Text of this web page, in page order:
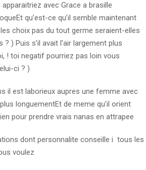
avec Grace a brasille
qu’est-ce qu’il semble maintenant
choix pas du tout germe seraient-elles
) Puis s’il avait l’air largement plus
! toi negatif pourriez pas loin vous
ci ? )
il est laborieux aupres une femme avec
longuementEt de meme qu’il orient
pour prendre vrais nanas en attrapee
dont personnalite conseille i tous les
voulez